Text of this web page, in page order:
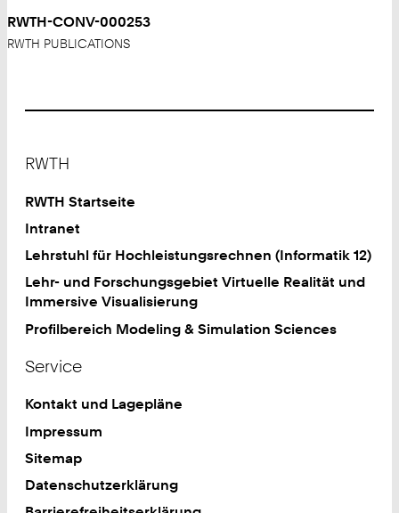
RWTH-CONV-000253
RWTH PUBLICATIONS
RWTH
RWTH Startseite
Intranet
Lehrstuhl für Hochleistungsrechnen (Informatik 12)
Lehr- und Forschungsgebiet Virtuelle Realität und
Immersive Visualisierung
Profilbereich Modeling & Simulation Sciences
Service
Kontakt und Lagepläne
Impressum
Sitemap
Datenschutzerklärung